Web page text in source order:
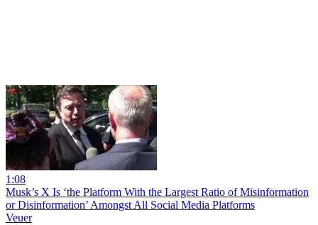
1:08
Musk’s X Is ‘the Platform With the Largest Ratio of Misinformation
or Disinformation’ Amongst All Social Media Platforms
Veuer